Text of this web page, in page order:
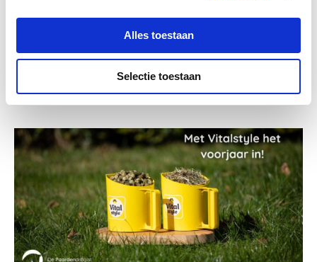
Alles toestaan
Selectie toestaan
Ondersteun je paard tijdens warm weer